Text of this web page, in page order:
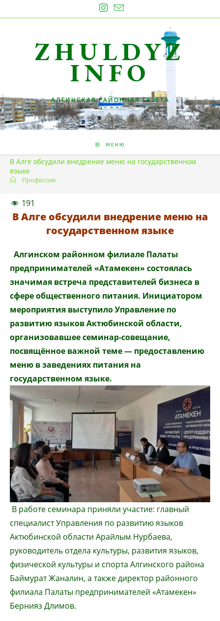
к
ZHULDYZ
INFO
АЛГИНСКАЯ РАЙОННАЯ ГАЗЕТА
МЕНЮ
В Алге обсудили внедрение меню на государственном
языке
Профессия
191
В Алге обсудили внедрение меню на
государственном языке
Алгинском районном филиале Палаты
предпринимателей «Атамекен» состоялась
значимая встреча представителей бизнеса в
сфере общественного питания. Инициатором
мероприятия выступило Управление по
развитию языков Актюбинской области,
организовавшее семинар-совещание,
посвящённое важной теме— предоставлению
меню в заведениях питания на
государственном языке.
В работе семинара приняли участие: главный
специалист Управления по развитию языков
Актюбинской области Арайлым Нурбаева,
руководитель отдела культуры, развития языков,
физической культуры и спорта Алгинского района
Баймурат Жаналин, а также директор районного
филиала Палаты предпринимателей «Атамекен»
Бернияз Длимов.